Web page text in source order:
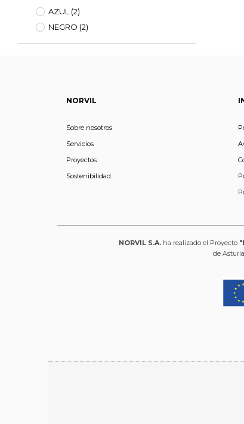
AZUL (2)
NEGRO (2)
NORVIL
Sobre nosotros
Servicios
Proyectos
Sostenibilidad
NORVIL S.A.ha realizado el Proyecto
de